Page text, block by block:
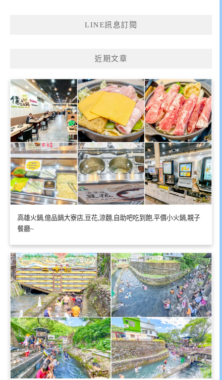
LINE訊息訂閱
近期文章
高雄火鍋,億品鍋大寮店,豆花,涼麵,自助吧吃到飽,平價小火鍋,親子
餐廳~